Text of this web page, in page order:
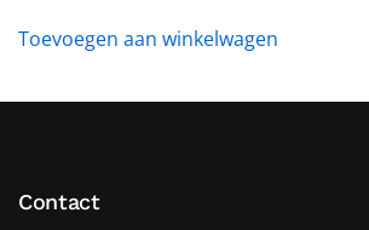
Toevoegen aan winkelwagen
Contact